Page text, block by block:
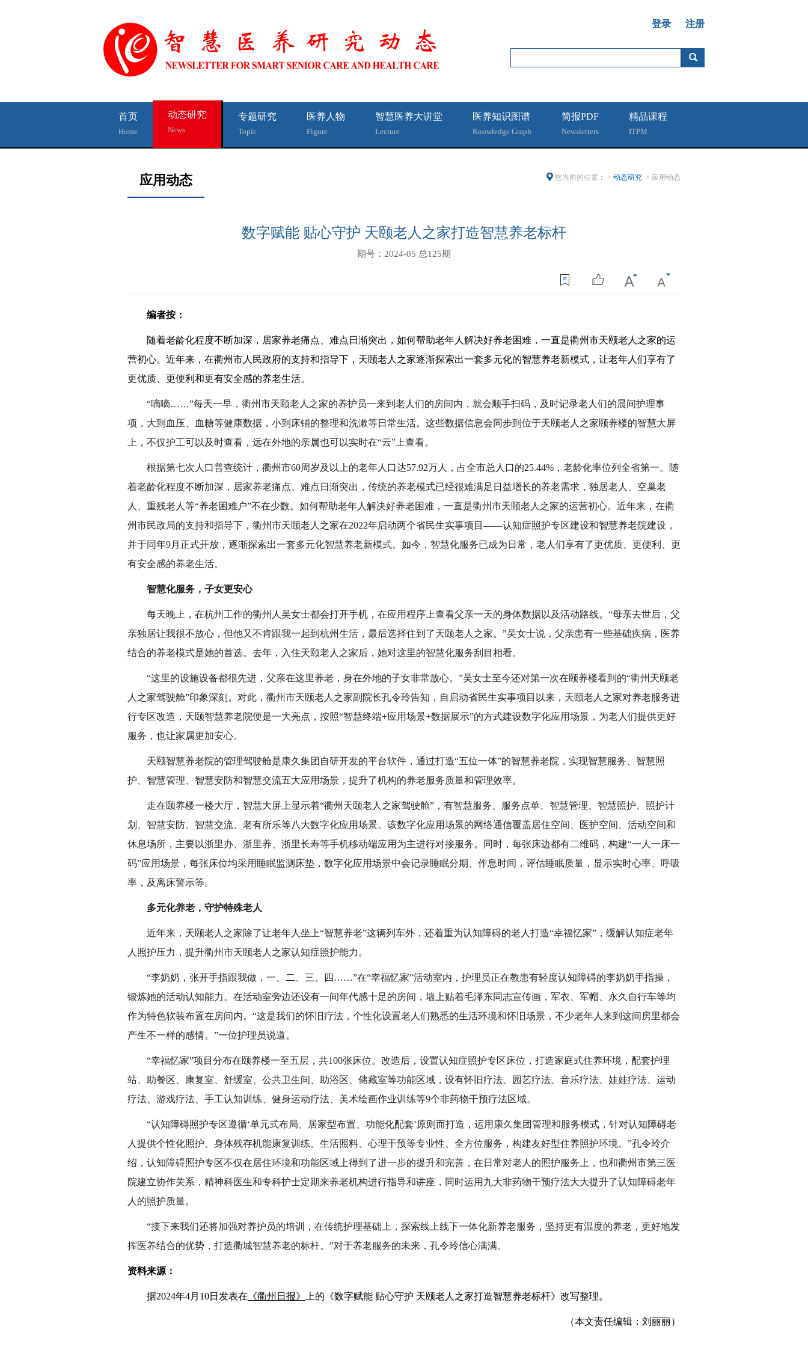
登录 注册
首页
Home
动态研究
News
专题研究
Topic
医养人物
Figure
智慧医养大讲堂
Lecture
医养知识图谱
Knowledge Graph
简报PDF
Newsletters
精品课程
ITPM
应用动态 您当前的位置： > 动态研究 > 应用动态
数字赋能 贴心守护 天颐老人之家打造智慧养老标杆
期号：2024-05 总125期
编者按：
随着老龄化程度不断加深，居家养老痛点、难点日渐突出，如何帮助老年人解决好养老困难，一直是衢州市天颐老人之家的运
营初心。近年来，在衢州市人民政府的支持和指导下，天颐老人之家逐渐探索出一套多元化的智慧养老新模式，让老年人们享有了
更优质、更便利和更有安全感的养老生活。
“嘀嘀……”每天一早，衢州市天颐老人之家的养护员一来到老人们的房间内，就会顺手扫码，及时记录老人们的晨间护理事
项，大到血压、血糖等健康数据，小到床铺的整理和洗漱等日常生活。这些数据信息会同步到位于天颐老人之家颐养楼的智慧大屏
上，不仅护工可以及时查看，远在外地的亲属也可以实时在“云”上查看。
根据第七次人口普查统计，衢州市60周岁及以上的老年人口达57.92万人，占全市总人口的25.44% ，老龄化率位列全省第一。随
着老龄化程度不断加深，居家养老痛点、难点日渐突出，传统的养老模式已经很难满足日益增长的养老需求，独居老人、空巢老
人、重残老人等“养老困难户”不在少数。如何帮助老年人解决好养老困难，一直是衢州市天颐老人之家的运营初心。近年来，在衢
州市民政局的支持和指导下，衢州市天颐老人之家在2022年启动两个省民生实事项目——认知症照护专区建设和智慧养老院建设，
并于同年9月正式开放，逐渐探索出一套多元化智慧养老新模式。如今，智慧化服务已成为日常，老人们享有了更优质、更便利、更
有安全感的养老生活。
智慧化服务，子女更安心
每天晚上，在杭州工作的衢州人吴女士都会打开手机，在应用程序上查看父亲一天的身体数据以及活动路线。“母亲去世后，父
亲独居让我很不放心，但他又不肯跟我一起到杭州生活，最后选择住到了天颐老人之家。”吴女士说，父亲患有一些基础疾病，医养
结合的养老模式是她的首选。去年，入住天颐老人之家后，她对这里的智慧化服务刮目相看。
“这里的设施设备都很先进，父亲在这里养老，身在外地的子女非常放心。”吴女士至今还对第一次在颐养楼看到的“衢州天颐老
人之家驾驶舱”印象深刻。对此，衢州市天颐老人之家副院长孔令玲告知，自启动省民生实事项目以来，天颐老人之家对养老服务进
行专区改造，天颐智慧养老院便是一大亮点，按照“智慧终端+应用场景+数据展示”的方式建设数字化应用场景，为老人们提供更好
服务，也让家属更加安心。
天颐智慧养老院的管理驾驶舱是康久集团自研开发的平台软件，通过打造“五位一体”的智慧养老院，实现智慧服务、智慧照
护、智慧管理、智慧安防和智慧交流五大应用场景，提升了机构的养老服务质量和管理效率。
走在颐养楼一楼大厅，智慧大屏上显示着“衢州天颐老人之家驾驶舱”，有智慧服务、服务点单、智慧管理、智慧照护、照护计
划、智慧安防、智慧交流、老有所乐等八大数字化应用场景。该数字化应用场景的网络通信覆盖居住空间、医护空间、活动空间和
休息场所，主要以浙里办、浙里养、浙里长寿等手机移动端应用为主进行对接服务。同时，每张床边都有二维码，构建“一人一床一
码”应用场景，每张床位均采用睡眠监测床垫，数字化应用场景中会记录睡眠分期、作息时间，评估睡眠质量，显示实时心率、呼吸
率，及离床警示等。
多元化养老，守护特殊老人
近年来，天颐老人之家除了让老年人坐上“智慧养老”这辆列车外，还着重为认知障碍的老人打造“幸福忆家”，缓解认知症老年
人照护压力，提升衢州市天颐老人之家认知症照护能力。
“李奶奶，张开手指跟我做，一、二、三、四……”在“幸福忆家”活动室内，护理员正在教患有轻度认知障碍的李奶奶手指操，
锻炼她的活动认知能力。在活动室旁边还设有一间年代感十足的房间，墙上贴着毛泽东同志宣传画，军衣、军帽、永久自行车等均
作为特色软装布置在房间内。“这是我们的怀旧疗法，个性化设置老人们熟悉的生活环境和怀旧场景，不少老年人来到这间房里都会
产生不一样的感情。”一位护理员说道。
“幸福忆家”项目分布在颐养楼一至五层，共100张床位。改造后，设置认知症照护专区床位，打造家庭式住养环境，配套护理
站、助餐区、康复室、舒缓室、公共卫生间、助浴区、储藏室等功能区域，设有怀旧疗法、园艺疗法、音乐疗法、娃娃疗法、运动
疗法、游戏疗法、手工认知训练、健身运动疗法、美术绘画作业训练等9个非药物干预疗法区域。
“认知障碍照护专区遵循‘单元式布局、居家型布置、功能化配套’原则而打造，运用康久集团管理和服务模式，针对认知障碍老
人提供个性化照护、身体残存机能康复训练、生活照料、心理干预等专业性、全方位服务，构建友好型住养照护环境。”孔令玲介
绍，认知障碍照护专区不仅在居住环境和功能区域上得到了进一步的提升和完善，在日常对老人的照护服务上，也和衢州市第三医
院建立协作关系，精神科医生和专科护士定期来养老机构进行指导和讲座，同时运用九大非药物干预疗法大大提升了认知障碍老年
人的照护质量。
“接下来我们还将加强对养护员的培训，在传统护理基础上，探索线上线下一体化新养老服务，坚持更有温度的养老，更好地发
挥医养结合的优势，打造衢城智慧养老的标杆。”对于养老服务的未来，孔令玲信心满满。
资料来源：
据2024年4月 10日发表在 《衢州日报》 上的《数字赋能 贴心守护 天颐老人之家打造智慧养老标杆》改写整理。
（本文责任编辑：刘丽丽）